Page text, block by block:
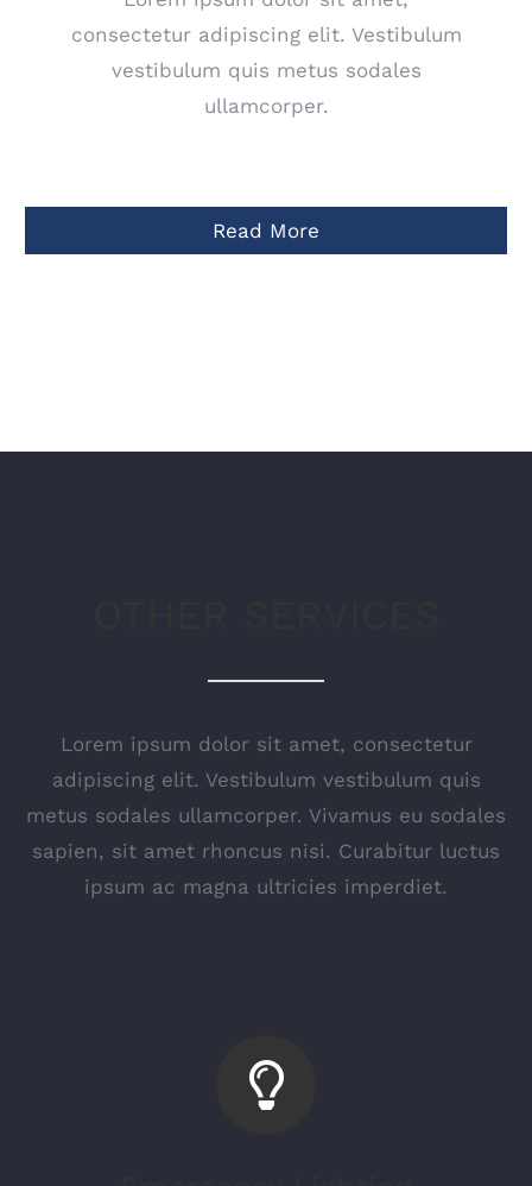
consectetur adipiscing elit. Vestibulum
vestibulum quis metus sodales
ullamcorper.
Read More
Lorem ipsum dolor sit amet, consectetur
adipiscing elit. Vestibulum vestibulum quis
metus sodales ullamcorper. Vivamus eu sodales
sapien, sit amet rhoncus nisi. Curabitur luctus
ipsum ac magna ultricies imperdiet.